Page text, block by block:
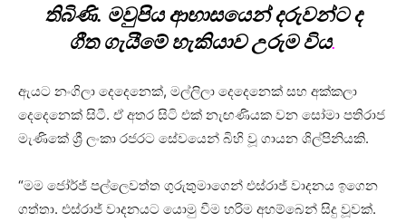
තිබිණි. මවුපිය ආභාසයෙන් දරුවන්ට ද
ගීත ගැයීමේ හැකියාව උරුම විය.
ඇයට නංගිලා දෙදෙනෙක්, මල්ලිලා දෙදෙනෙක් සහ අක්කලා
දෙදෙනෙක් සිටී. ඒ අතර සිටි එක් නැඟණියක වන සෝමා පතිරාජ
මැණිකේ ශ්‍රී ලංකා රජරට සේවයෙන් බිහි වූ ගායන ශිල්පිනියකි.
“මම ජෝර්ජ් පල්ලෙවත්ත ගුරුතුමාගෙන් එස්රාජ් වාදනය ඉගෙන
ගත්තා. එස්රාජ් වාදනයට යොමු වීම හරිම අහම්බෙන් සිදු වූවක්.